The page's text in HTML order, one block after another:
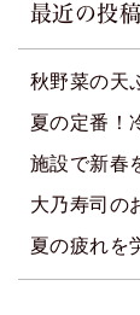
最近の投稿
秋野菜の天
夏の定番！
施設で新春
大乃寿司の
夏の疲れを